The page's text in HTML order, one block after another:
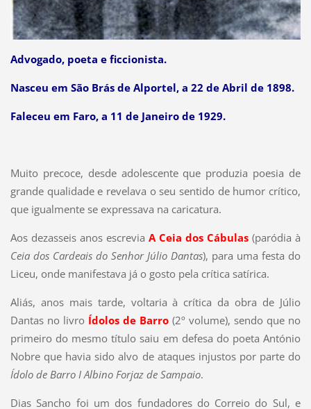
Advogado, poeta e ficcionista.
Nasceu em São Brás de Alportel, a 22 de Abril de 1898.
Faleceu em Faro, a 11 de Janeiro de 1929.
Muito precoce, desde adolescente que produzia poesia de
grande qualidade e revelava o seu sentido de humor crítico,
que igualmente se expressava na caricatura.
Aos dezasseis anos escrevia A Ceia dos Cábulas(paródia à
Ceia dos Cardeais do Senhor Júlio Dantas), para uma festa do
Liceu, onde manifestava já o gosto pela crítica satírica.
Aliás, anos mais tarde, voltaria à crítica da obra de Júlio
Dantas no livro Ídolos de Barro(2º volume), sendo que no
primeiro do mesmo título saiu em defesa do poeta António
Nobre que havia sido alvo de ataques injustos por parte do
Ídolo de Barro I Albino Forjaz de Sampaio.
Dias Sancho foi um dos fundadores do Correio do Sul, e